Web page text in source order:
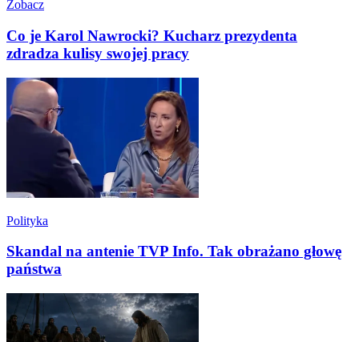
Zobacz
Co je Karol Nawrocki? Kucharz prezydenta
zdradza kulisy swojej pracy
Polityka
Skandal na antenie TVP Info. Tak obrażano głowę
państwa